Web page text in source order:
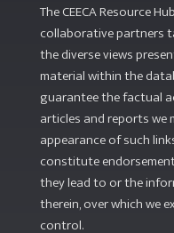
The CEECA Resource Hub
collaborative partners
the diverse views
material within the
guarantee the factual
articles and reports we
appearance of such
constitute
they lead to or the
therein, over which we
control.